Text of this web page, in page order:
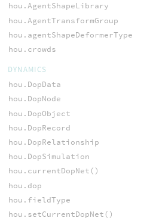
hou.AgentShapeLibrary
hou.AgentTransformGroup
hou.agentShapeDeformerType
hou.crowds
DYNAMICS
hou.DopData
hou.DopNode
hou.DopObject
hou.DopRecord
hou.DopRelationship
hou.DopSimulation
hou.currentDopNet()
hou.dop
hou.fieldType
hou.setCurrentDopNet()